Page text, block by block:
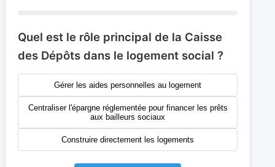
Quel est le rôle principal de la Caisse
des Dépôts dans le logement social ?
Gérer les aides personnelles au logement
Centraliser l'épargne réglementée pour financer les prêts
aux bailleurs sociaux
Construire directement les logements